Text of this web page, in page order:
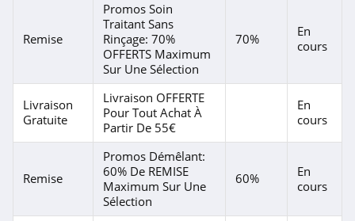
Belgique
Vichy
4.2
Erborian
5.0
Remise
Promos Soin
Traitant Sans
Rinçage: 70%
OFFERTS Maximum
Sur Une Sélection
70%
En
cours
Livraison
Gratuite
Livraison OFFERTE
Pour Tout Achat À
Partir De 55€
En
cours
Remise
Promos Démêlant:
60% De REMISE
Maximum Sur Une
Sélection
60%
En
cours